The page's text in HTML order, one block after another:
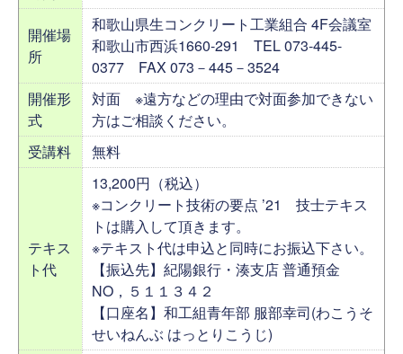
開催場
所
和歌山県生コンクリート工業組合 4F会議室
和歌山市西浜1660-291 TEL 073-445-
0377 FAX 073－445－3524
開催形
式
対面 ※遠方などの理由で対面参加できない
方はご相談ください。
受講料
無料
テキス
ト代
13,200円（税込）
※コンクリート技術の要点 ’21 技士テキス
トは購入して頂きます。
※テキスト代は申込と同時にお振込下さい。
【振込先】紀陽銀行・湊支店 普通預金
NO，５１１３４２
【口座名】和工組青年部 服部幸司(わこうそ
せいねんぶ はっとりこうじ)